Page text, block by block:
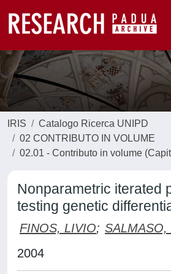
IRIS
Catalogo Ricerca UNIPD
02 CONTRIBUTO IN VOLUME
02.01 - Contributo in volume
Nonparametric iterated
testing genetic
FINOS, LIVIO; SALMASO,
2004